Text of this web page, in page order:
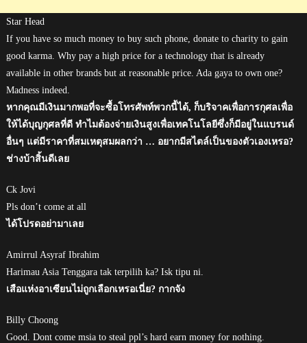
Star Head
If you have so much money to buy such phone, donate to charity to gain
good karma. Why pay a high price for a technology that is already
available in other brands but at reasonable price. Ada gaya to own one?
Madness indeed.
หากคุณมีเงินมากพอที่จะซื้อโทรศัพท์พวกนี้ได้, ก็บริจาคเพื่อการกุศลเพื่อ
ให้ได้บุญกุศลที่ดี ทำไมต้องจ่ายเงินสูงเพื่อเทคโนโลยีซึ่งก็มีอยู่ในแบรนด์
อื่นๆ แต่มีราคาที่สมเหตุสมผลกว่า … อยากมีสไตล์เป็นของตัวเองเหรอ?
ช่างบ้าสิ้นดีเลย
Ck Jovi
Pls don’t come at all
ได้โปรดอย่ามาเลย
Amirrul Asyraf Ibrahim
Harimau Asia Tenggara tak terpilih ka? Isk tipu ni.
เสือแห่งอาเซียนไม่ถูกเลือกเหรอเนี่ย? กากจัง
Billy Choong
Good. Dont come msia to steal ppl’s hard earn money for nothing.